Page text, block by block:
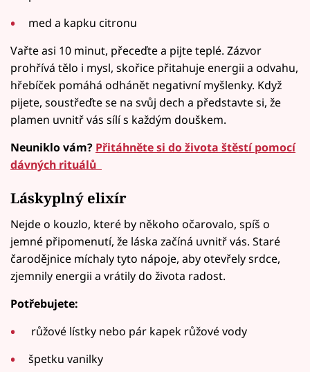
med a kapku citronu
Vařte asi 10 minut, přeceďte a pijte teplé. Zázvor
prohřívá tělo i mysl, skořice přitahuje energii a odvahu,
hřebíček pomáhá odhánět negativní myšlenky. Když
pijete, soustřeďte se na svůj dech a představte si, že
plamen uvnitř vás sílí s každým douškem.
Neuniklo vám? Přitáhněte si do života štěstí pomocí
dávných rituálů
Láskyplný elixír
Nejde o kouzlo, které by někoho očarovalo, spíš o
jemné připomenutí, že láska začíná uvnitř vás. Staré
čarodějnice míchaly tyto nápoje, aby otevřely srdce,
zjemnily energii a vrátily do života radost.
Potřebujete:
růžové lístky nebo pár kapek růžové vody
špetku vanilky